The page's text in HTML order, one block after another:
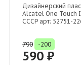
Дизайнерский
Alcatel One Touch
СССР арт: 52751-
790 -200
590 ₽